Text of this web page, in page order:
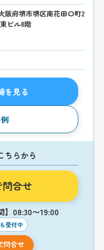
阪府堺市堺区南花田口町2
ビル8階
を見る
ちらから
合せ
】08:30〜19:00
受付中
問合せ